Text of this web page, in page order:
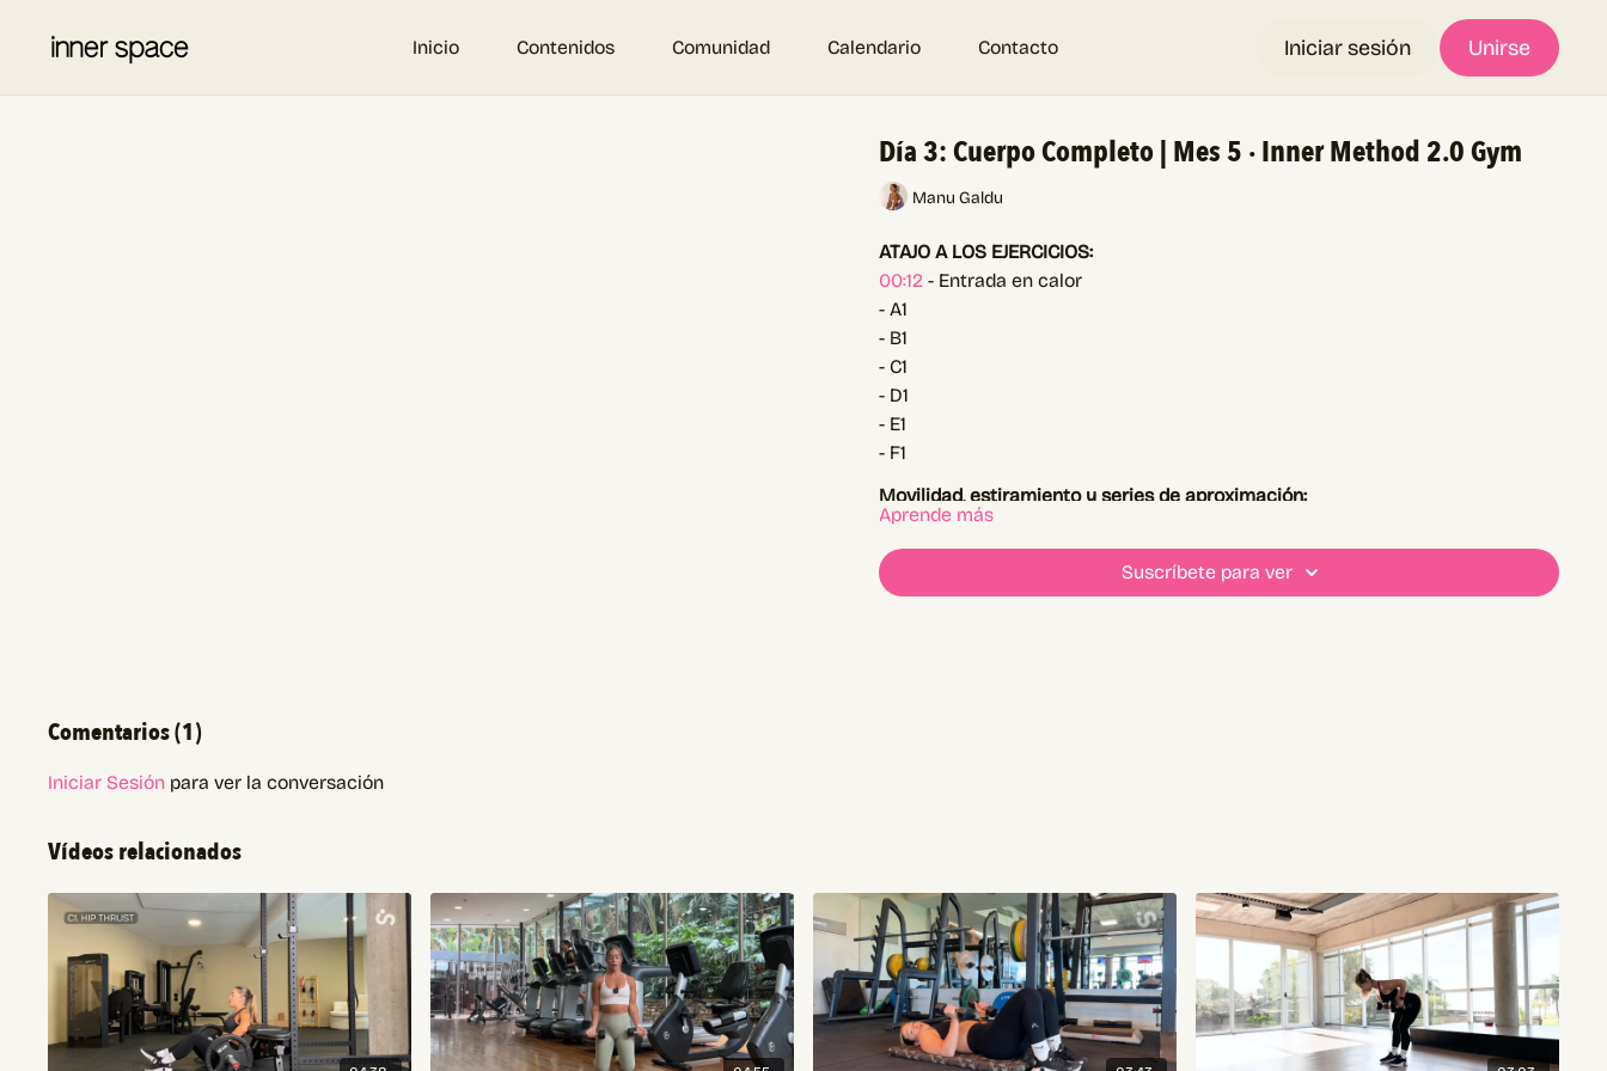
Inicio Contenidos Comunidad Calendario Contacto Iniciar sesión Unirse
Día 3: Cuerpo Completo | Mes 5 · Inner Method 2.0 Gym
Manu Galdu
ATAJO A LOS EJERCICIOS:
00:12 - Entrada en calor
- A1
- B1
- C1
- D1
- E1
- F1
Movilidad, estiramiento y series de aproximación:
Movilidad cuerpo completo
Estiramiento de cuerpo completo
Aprende más
Suscríbete para ver
Comentarios (1)
Iniciar Sesión para ver la conversación
Vídeos relacionados